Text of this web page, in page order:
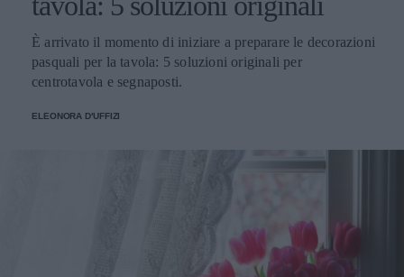
È arrivato il momento di iniziare a preparare le decorazioni
pasquali per la tavola: 5 soluzioni originali per
centrotavola e segnaposti.
ELEONORA D'UFFIZI